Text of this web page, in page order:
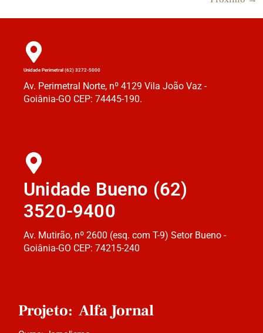
Unidade Perimetral (62) 3272-5000
Av. Perimetral Norte, nº 4129 Vila João Vaz -
Goiânia-GO CEP: 74445-190.
Unidade Bueno (62)
3520-9400
Av. Mutirão, nº 2600 (esq. com T-9) Setor Bueno -
Goiânia-GO CEP: 74215-240
Projeto: Alfa Jornal